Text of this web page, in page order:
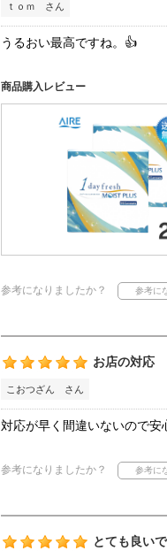
ｔｏｍ さん
うるおい最高ですね。👍
商品購入レビュー
参考になりましたか？
お店の対応
こおつざん さん
対応が早く間違いないので安
参考になりましたか？
とても良い